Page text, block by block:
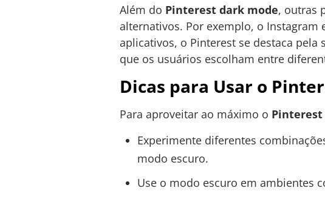
Além do Pinterest dark mode, outras
alternativos. Por exemplo, o Instagram
aplicativos, o Pinterest se destaca
que os usuários escolham entre
Dicas para Usar o
Para aproveitar ao máximo o Pinterest
Experimente diferentes
modo escuro.
Use o modo escuro em ambientes